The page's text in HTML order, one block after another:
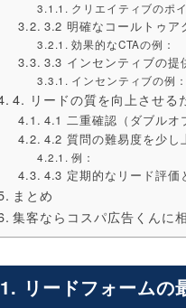
クリエイティブのポ
3.2 明確なコールトゥア
効果的なCTAの例：
3.3 インセンティブの提
インセンティブの例：
4. リードの質を向上させる
4.1 二重確認（ダブルオ
4.2 質問の難易度を少し
例：
4.3 定期的なリード評価
まとめ
集客ならコスパ広告くんに
1. リードフォームの